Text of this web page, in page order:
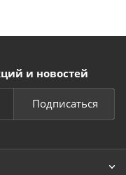
и новостей
Подписаться